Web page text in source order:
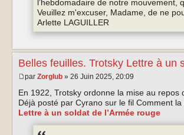
l’hebdomadaire de notre mouvement,
Veuillez m'excuser, Madame, de ne
Arlette LAGUILLER
Belles feuilles. Trotsky Lettre à un
par Zorglub » 26 Juin 2025, 20:09
En 1922, Trotsky ordonne la mise au
Déjà posté par Cyrano sur le fil Comment
Lettre à un soldat de l’Armée rouge